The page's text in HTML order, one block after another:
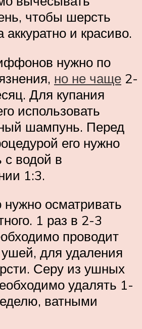
чтобы шерсть
аккуратно и красиво.
нужно по
но не чаще 2-
Для купания
использовать
шампунь. Перед
его нужно
с водой в
1:3.
нужно осматривать
1 раз в 2-3
проводит
для удаления
Серу из ушных
удалять 1-
ватными